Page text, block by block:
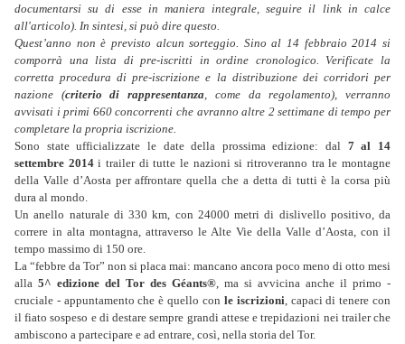
documentarsi su di esse in maniera integrale, seguire il link in calce
all'articolo). In sintesi, si può dire questo.
Quest’anno non è previsto alcun sorteggio. Sino al 14 febbraio 2014 si
comporrà una lista di pre-iscritti in ordine cronologico. Verificate la
corretta procedura di pre-iscrizione e la distribuzione dei corridori per
nazione (criterio di rappresentanza, come da regolamento), verranno
avvisati i primi 660 concorrenti che avranno altre 2 settimane di tempo per
completare la propria iscrizione.
Sono state ufficializzate le date della prossima edizione: dal 7 al 14
settembre 2014i trailer di tutte le nazioni si ritroveranno tra le montagne
della Valle d’Aosta per affrontare quella che a detta di tutti è la corsa più
dura al mondo.
Un anello naturale di 330 km, con 24000 metri di dislivello positivo, da
correre in alta montagna, attraverso le Alte Vie della Valle d’Aosta, con il
tempo massimo di 150 ore.
La “febbre da Tor” non si placa mai: mancano ancora poco meno di otto mesi
alla 5^ edizione del Tor des Géants®, ma si avvicina anche il primo -
cruciale - appuntamento che è quello con le iscrizioni, capaci di tenere con
il fiato sospeso e di destare sempre grandi attese e trepidazioni nei trailer che
ambiscono a partecipare e ad entrare, così, nella storia del Tor.